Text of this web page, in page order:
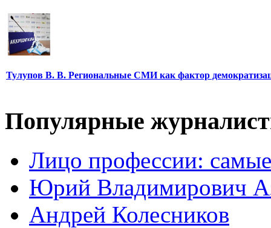
Тулупов В. В. Региональные СМИ как фактор
Популярные
Лицо профессии:
Юрий Владимирович
Андрей Колесников